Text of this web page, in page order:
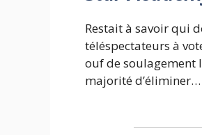
Restait à savoir qui
téléspectateurs à
ouf de soulagement
majorité d’éliminer…